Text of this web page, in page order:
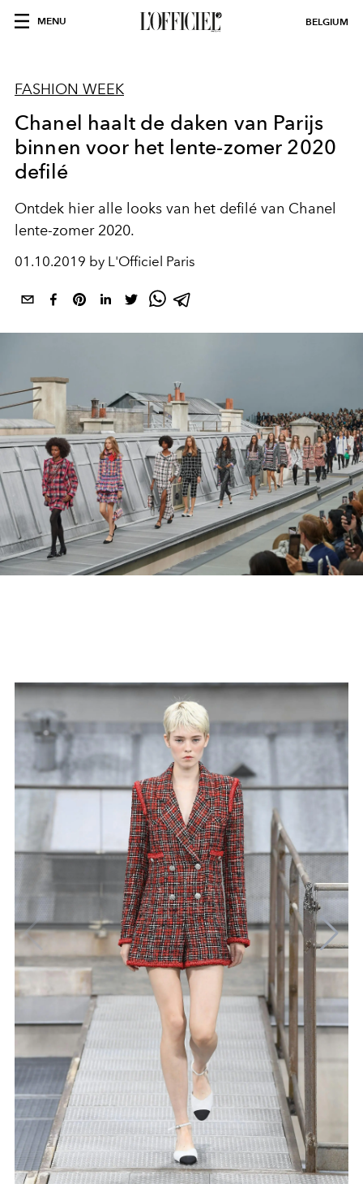
MENU BELGIUM
FASHION WEEK
Chanel haalt de daken van Parijs
binnen voor het lente-zomer 2020
defilé
Ontdek hier alle looks van het defilé van Chanel
lente-zomer 2020.
01.10.2019 by L'Officiel Paris